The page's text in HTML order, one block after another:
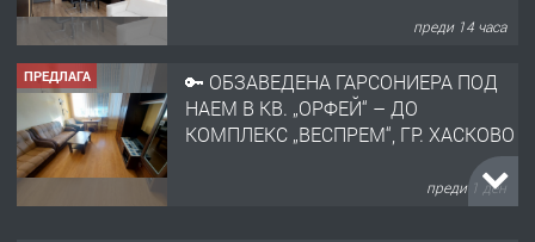
преди 14 часа
ПРЕДЛАГА
🔑 ОБЗАВЕДЕНА ГАРСОНИЕРА ПОД
НАЕМ В КВ. „ОРФЕЙ“ – ДО
КОМПЛЕКС „ВЕСПРЕМ“, ГР. ХАСКОВО
преди 1 ден